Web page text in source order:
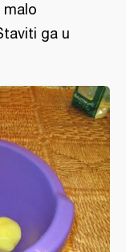
malo
ga u